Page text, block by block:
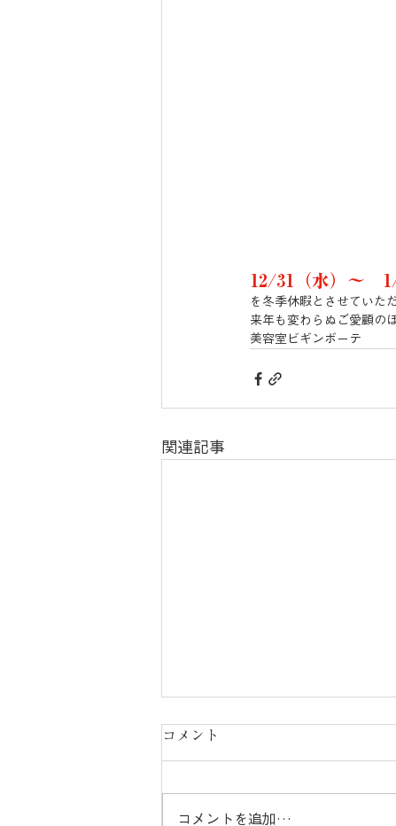
12/31（水）〜　
を冬季休暇とさせていただ
来年も変わらぬご愛顧の
美容室ビギンボーテ
関連記事
コメント
コメントを追加…